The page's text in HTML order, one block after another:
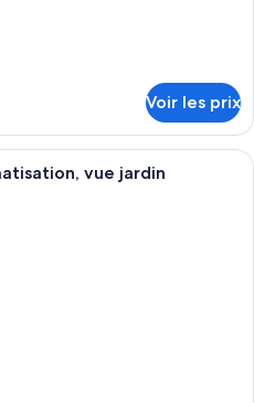
Voir les prix
Une chambre à coucher avec un lit,
vue jardin